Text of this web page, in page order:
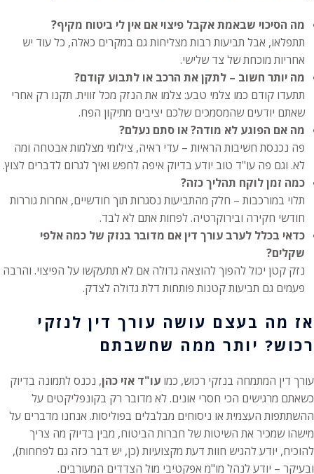
מה הסיכוי שבאמת אקבל פיצוי אם אין לי ביטוח מקיף?
תתפלאו, אבל תביעות רבות מצליחות גם במקרים כאלה, כל עוד יש
אחריות מוכחת של צד שלישי.
מה יותר חשוב – לתקן את הרכב או לתבוע קודם?
תתעדו קודם כמו צלמי טבע: צלמו את הנזק מכל זווית. תקנו רק אחרי
שאתם יודעים שהמסמכים שלכם יציבים מתיקון הפח.
מה אם הפוגע לא מודה? או סתם נעלם?
פה נכנסת חשיבות הראיות – עדי ראיה, צילומי מצלמות אבטחה ומה
לא. וגם פה עו"ד טוב יודע בדיוק איפה לחפש ואיך לגרום לדברים לצוץ.
כמה זמן לוקח תהליך כזה?
תלוי במורכבות – חלק מהתביעות נסגרות תוך חודשיים, אחרות גוררות
חודשי חקירה ובירוקרטיה. לפחות אתם לא לבד.
כדאי בכלל לערב עורך דין אם מדובר בנזק של כמה אלפי
שקלים?
נזק קטן יכול להפוך להוצאה גדולה אם לא תתעקשו על הפיצוי. והרבה
פעמים גם תביעות קטנות פותחות דלת גדולה לצדק.
אז מה בעצם עושה עורך דין לנזקי
רכוש? יותר ממה שחשבתם
עורך דין המתמחה בנזקי רכוש, כמו עו"ד אזי כהן, נכנס לתמונה בדיוק
כשאתם מרגישים הכי חסרי אונים. לא מדובר רק בקונפליקטים על
ההשתתפות העצמית או ניסוחים מבלבלים בפוליסות. אנחנו מדברים על
מישהו שמכיר את השיטות של חברות הביטוח, מבין בדיוק מה צריך
להוכיח, יודע להגיש חוות דעת מקצועיות (כן, יש דבר כזה גם לפחחות),
ובעיקר – יודע לנהל מו"מ אפקטיבי מול הצדדים המעורבים.